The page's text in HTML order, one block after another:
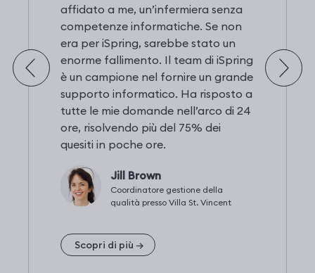
affidato a me, un’infermiera senza
competenze informatiche. Se non
era per iSpring, sarebbe stato un
enorme fallimento. Il team di iSpring
è un campione nel fornire un grande
supporto informatico. Ha risposto a
tutte le mie domande nell’arco di 24
ore, risolvendo più del 75% dei
quesiti in poche ore.
Jill Brown
Coordinatore gestione della
qualità presso Villa St. Vincent
Scopri di più →